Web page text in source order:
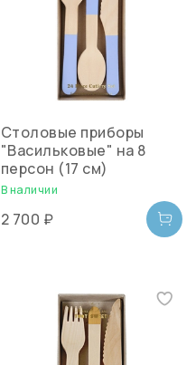
Столовые приборы
"Васильковые" на 8
персон (17 см)
В наличии
2 700 ₽